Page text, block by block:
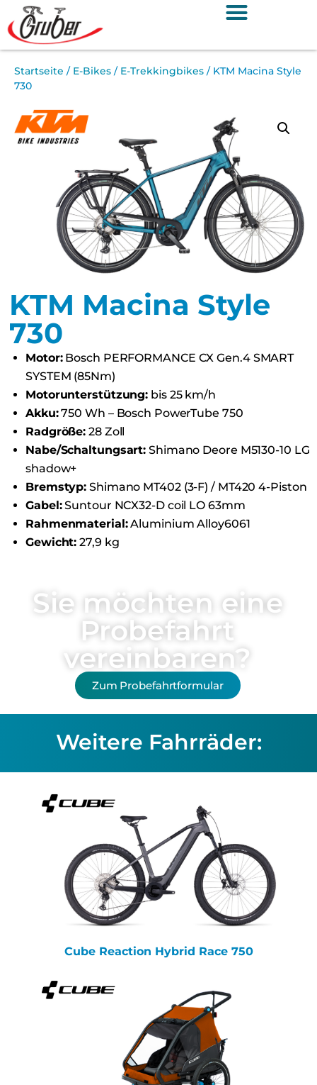
Startseite / E-Bikes / E-Trekkingbikes / KTM Macina Style
730
KTM Macina Style
730
Motor:Bosch PERFORMANCE CX Gen.4 SMART
SYSTEM (85Nm)
Motorunterstützung: bis 25 km/h
Akku:750 Wh – Bosch PowerTube 750
Radgröße: 28 Zoll
Nabe/Schaltungsart: Shimano Deore M5130-10 LG
shadow+
Bremstyp: Shimano MT402 (3-F) / MT420 4-Piston
Gabel:Suntour NCX32-D coil LO 63mm
Rahmenmaterial:Aluminium Alloy6061
Gewicht: 27,9 kg
Sie möchten eine
Probefahrt
vereinbaren?
Zum Probefahrtformular
Weitere Fahrräder:
Cube Reaction Hybrid Race 750